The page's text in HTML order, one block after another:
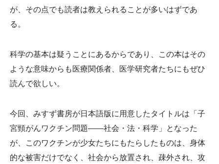
が、その点でも読者は教えられることが多いはずであ
る。
科学の基本は疑うことにあるからであり、この本はその
ような意味からも医療関係者、医学研究者たちにもぜひ
読んで欲しい。
今回、みすず書房が日本語版に用意したタイトルは「子
宮頸がんワクチン問題――社会・法・科学」となった
が、このワクチンが少女たちにもたらしたものは、身体
的な被害だけでなく、社会から放置され、疎外され、攻